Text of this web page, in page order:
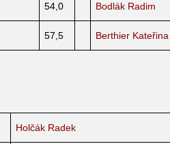
54,0 Bodlák Radim
57,5 Berthier Kateřina
Holčák Radek